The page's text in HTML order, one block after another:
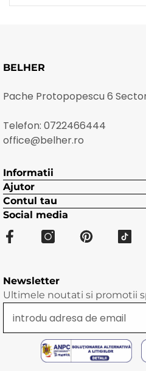
BELHER
Pache Protopopescu 6
Telefon: 0722466444
office@belher.ro
Informatii
Ajutor
Contul tau
Social media
Newsletter
Ultimele noutati si promotii